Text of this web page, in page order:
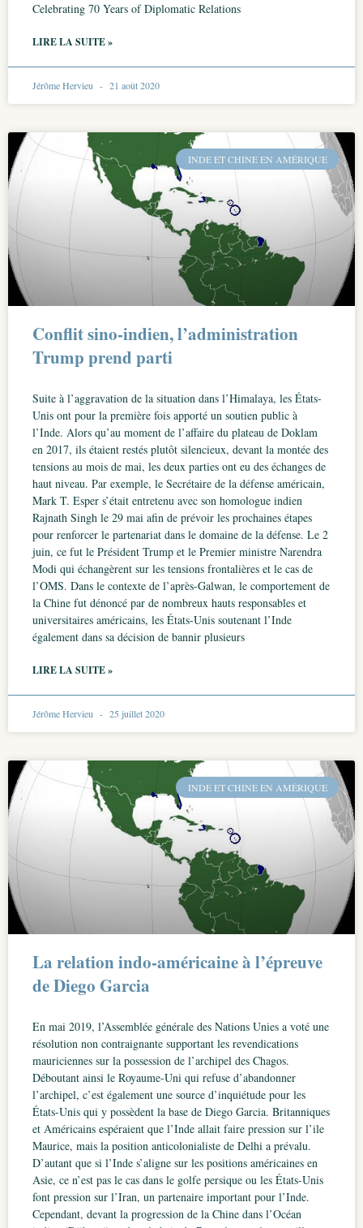
Celebrating 70 Years of Diplomatic Relations
LIRE LA SUITE »
Jérôme Hervieu 21 août 2020
INDE ET CHINE EN AMÉRIQUE
Conflit sino-indien, l’administration
Trump prend parti
Suite à l’aggravation de la situation dans l’Himalaya, les États-
Unis ont pour la première fois apporté un soutien public à
l’Inde. Alors qu’au moment de l’affaire du plateau de Doklam
en 2017, ils étaient restés plutôt silencieux, devant la montée des
tensions au mois de mai, les deux parties ont eu des échanges de
haut niveau. Par exemple, le Secrétaire de la défense américain,
Mark T. Esper s’était entretenu avec son homologue indien
Rajnath Singh le 29 mai afin de prévoir les prochaines étapes
pour renforcer le partenariat dans le domaine de la défense. Le 2
juin, ce fut le Président Trump et le Premier ministre Narendra
Modi qui échangèrent sur les tensions frontalières et le cas de
l’OMS. Dans le contexte de l’après-Galwan, le comportement de
la Chine fut dénoncé par de nombreux hauts responsables et
universitaires américains, les États-Unis soutenant l’Inde
également dans sa décision de bannir plusieurs
LIRE LA SUITE »
Jérôme Hervieu 25 juillet 2020
INDE ET CHINE EN AMÉRIQUE
La relation indo-américaine à l’épreuve
de Diego Garcia
En mai 2019, l’Assemblée générale des Nations Unies a voté une
résolution non contraignante supportant les revendications
mauriciennes sur la possession de l’archipel des Chagos.
Déboutant ainsi le Royaume-Uni qui refuse d’abandonner
l’archipel, c’est également une source d’inquiétude pour les
États-Unis qui y possèdent la base de Diego Garcia. Britanniques
et Américains espéraient que l’Inde allait faire pression sur l’ile
Maurice, mais la position anticolonialiste de Delhi a prévalu.
D’autant que si l’Inde s’aligne sur les positions américaines en
Asie, ce n’est pas le cas dans le golfe persique ou les États-Unis
font pression sur l’Iran, un partenaire important pour l’Inde.
Cependant, devant la progression de la Chine dans l’Océan